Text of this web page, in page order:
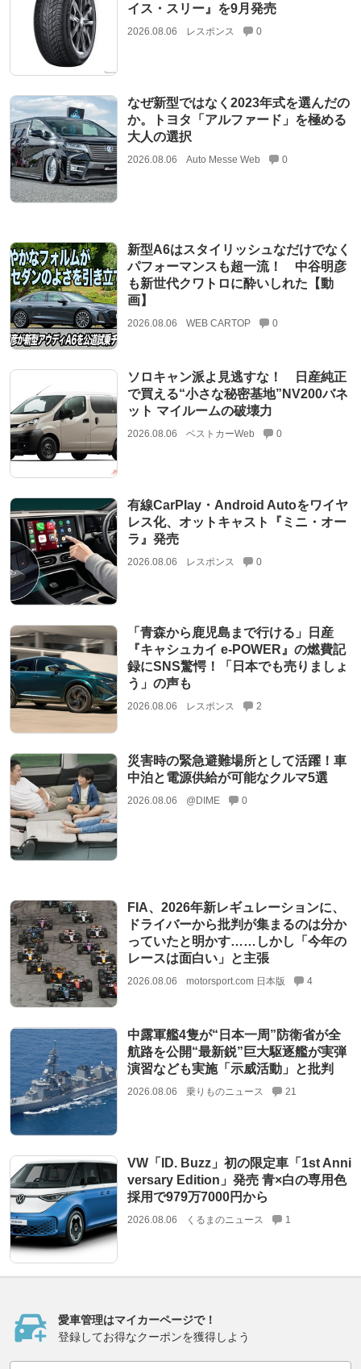
イス・スリー』を9月発売
2026.08.06 レスポンス 0
なぜ新型ではなく2023年式を選んだの
か。トヨタ「アルファード」を極める
大人の選択
2026.08.06 Auto Messe Web 0
新型A6はスタイリッシュなだけでなく
パフォーマンスも超一流！ 中谷明彦
も新世代クワトロに酔いしれた【動
画】
2026.08.06 WEB CARTOP 0
ソロキャン派よ見逃すな！ 日産純正
で買える“小さな秘密基地”NV200バネ
ット マイルームの破壊力
2026.08.06 ベストカーWeb 0
有線CarPlay・Android Autoをワイヤ
レス化、オットキャスト『ミニ・オー
ラ』発売
2026.08.06 レスポンス 0
「青森から鹿児島まで行ける」日産
『キャシュカイ e-POWER』の燃費記
録にSNS驚愕！「日本でも売りましょ
う」の声も
2026.08.06 レスポンス 2
災害時の緊急避難場所として活躍！車
中泊と電源供給が可能なクルマ5選
2026.08.06 @DIME 0
FIA、2026年新レギュレーションに、
ドライバーから批判が集まるのは分か
っていたと明かす……しかし「今年の
レースは面白い」と主張
2026.08.06 motorsport.com 日本版 4
中露軍艦4隻が“日本一周”防衛省が全
航路を公開“最新鋭”巨大駆逐艦が実弾
演習なども実施「示威活動」と批判
2026.08.06 乗りものニュース 21
VW「ID. Buzz」初の限定車「1st Anni
versary Edition」発売 青×白の専用色
採用で979万7000円から
2026.08.06 くるまのニュース 1
愛車管理はマイカーページで！
登録してお得なクーポンを獲得しよう